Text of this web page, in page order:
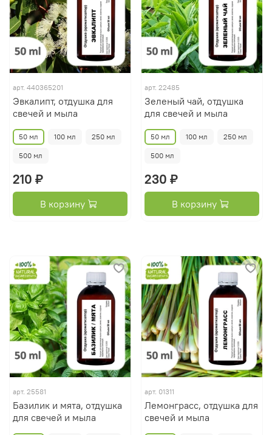
арт. 440365201
Эвкалипт, отдушка для
свечей и мыла
50 мл 100 мл 250 мл
500 мл
210 ₽
В корзину
арт. 22485
Зеленый чай, отдушка
для свечей и мыла
50 мл 100 мл 250 мл
500 мл
230 ₽
В корзину
арт. 25581
Базилик и мята, отдушка
для свечей и мыла
арт. 01311
Лемонграсс, отдушка для
свечей и мыла